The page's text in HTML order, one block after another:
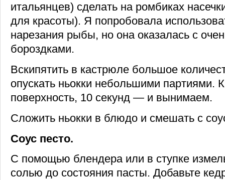
итальянцев) сделать на ромбиках
для красоты). Я попробовала
нарезания рыбы, но она оказалась с
бороздками.
Вскипятить в кастрюле большое
опускать ньокки небольшими партиями.
поверхность, 10 секунд — и вынимаем.
Сложить ньокки в блюдо и смешать с
Соус песто.
С помощью блендера или в ступке
солью до состояния пасты. Добавьте